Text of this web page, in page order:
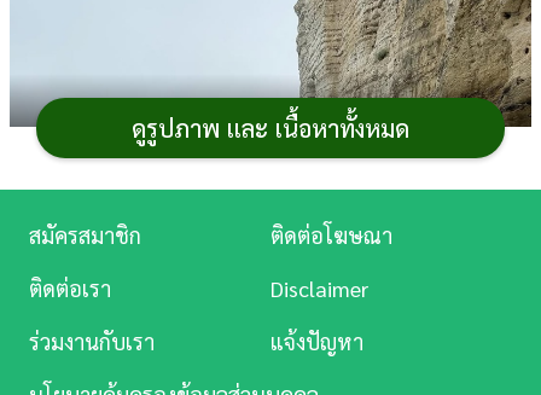
ดูรูปภาพ และ เนื้อหาทั้งหมด
บันเทิง
ดู
Music
สมัครสมาชิก
ติดต่อโฆษณา
ติดต่อเรา
Disclaimer
ร่วมงานกับเรา
แจ้งปัญหา